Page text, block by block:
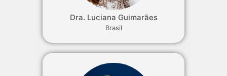
Dra. Luciana Guimarães
Brasil